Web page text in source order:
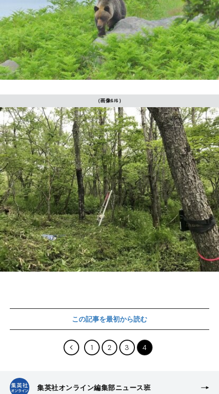
（画像6/6）
この記事を最初から読む
1 2 3 4
集英社オンライン編集部ニュース班